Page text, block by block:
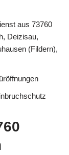
aus 73760
Deizisau,
(Fildern),